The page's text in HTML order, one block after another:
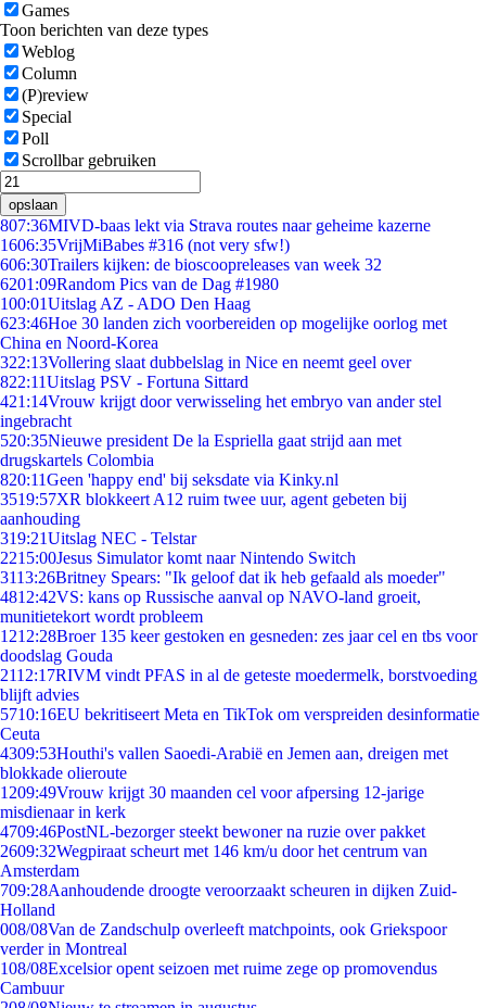
Games
Toon berichten van deze types
Weblog
Column
(P)review
Special
Poll
Scrollbar gebruiken
opslaan
807:36MIVD-baas lekt via Strava routes naar geheime kazerne
1606:35VrijMiBabes #316 (not very sfw!)
606:30Trailers kijken: de bioscoopreleases van week 32
6201:09Random Pics van de Dag #1980
100:01Uitslag AZ - ADO Den Haag
623:46Hoe 30 landen zich voorbereiden op mogelijke oorlog met
China en Noord-Korea
322:13Vollering slaat dubbelslag in Nice en neemt geel over
822:11Uitslag PSV - Fortuna Sittard
421:14Vrouw krijgt door verwisseling het embryo van ander stel
ingebracht
520:35Nieuwe president De la Espriella gaat strijd aan met
drugskartels Colombia
820:11Geen 'happy end' bij seksdate via Kinky.nl
3519:57XR blokkeert A12 ruim twee uur, agent gebeten bij
aanhouding
319:21Uitslag NEC - Telstar
2215:00Jesus Simulator komt naar Nintendo Switch
3113:26Britney Spears: "Ik geloof dat ik heb gefaald als moeder"
4812:42VS: kans op Russische aanval op NAVO-land groeit,
munitietekort wordt probleem
1212:28Broer 135 keer gestoken en gesneden: zes jaar cel en tbs voor
doodslag Gouda
2112:17RIVM vindt PFAS in al de geteste moedermelk, borstvoeding
blijft advies
5710:16EU bekritiseert Meta en TikTok om verspreiden desinformatie
Ceuta
4309:53Houthi's vallen Saoedi-Arabië en Jemen aan, dreigen met
blokkade olieroute
1209:49Vrouw krijgt 30 maanden cel voor afpersing 12-jarige
misdienaar in kerk
4709:46PostNL-bezorger steekt bewoner na ruzie over pakket
2609:32Wegpiraat scheurt met 146 km/u door het centrum van
Amsterdam
709:28Aanhoudende droogte veroorzaakt scheuren in dijken Zuid-
Holland
008/08Van de Zandschulp overleeft matchpoints, ook Griekspoor
verder in Montreal
108/08Excelsior opent seizoen met ruime zege op promovendus
Cambuur